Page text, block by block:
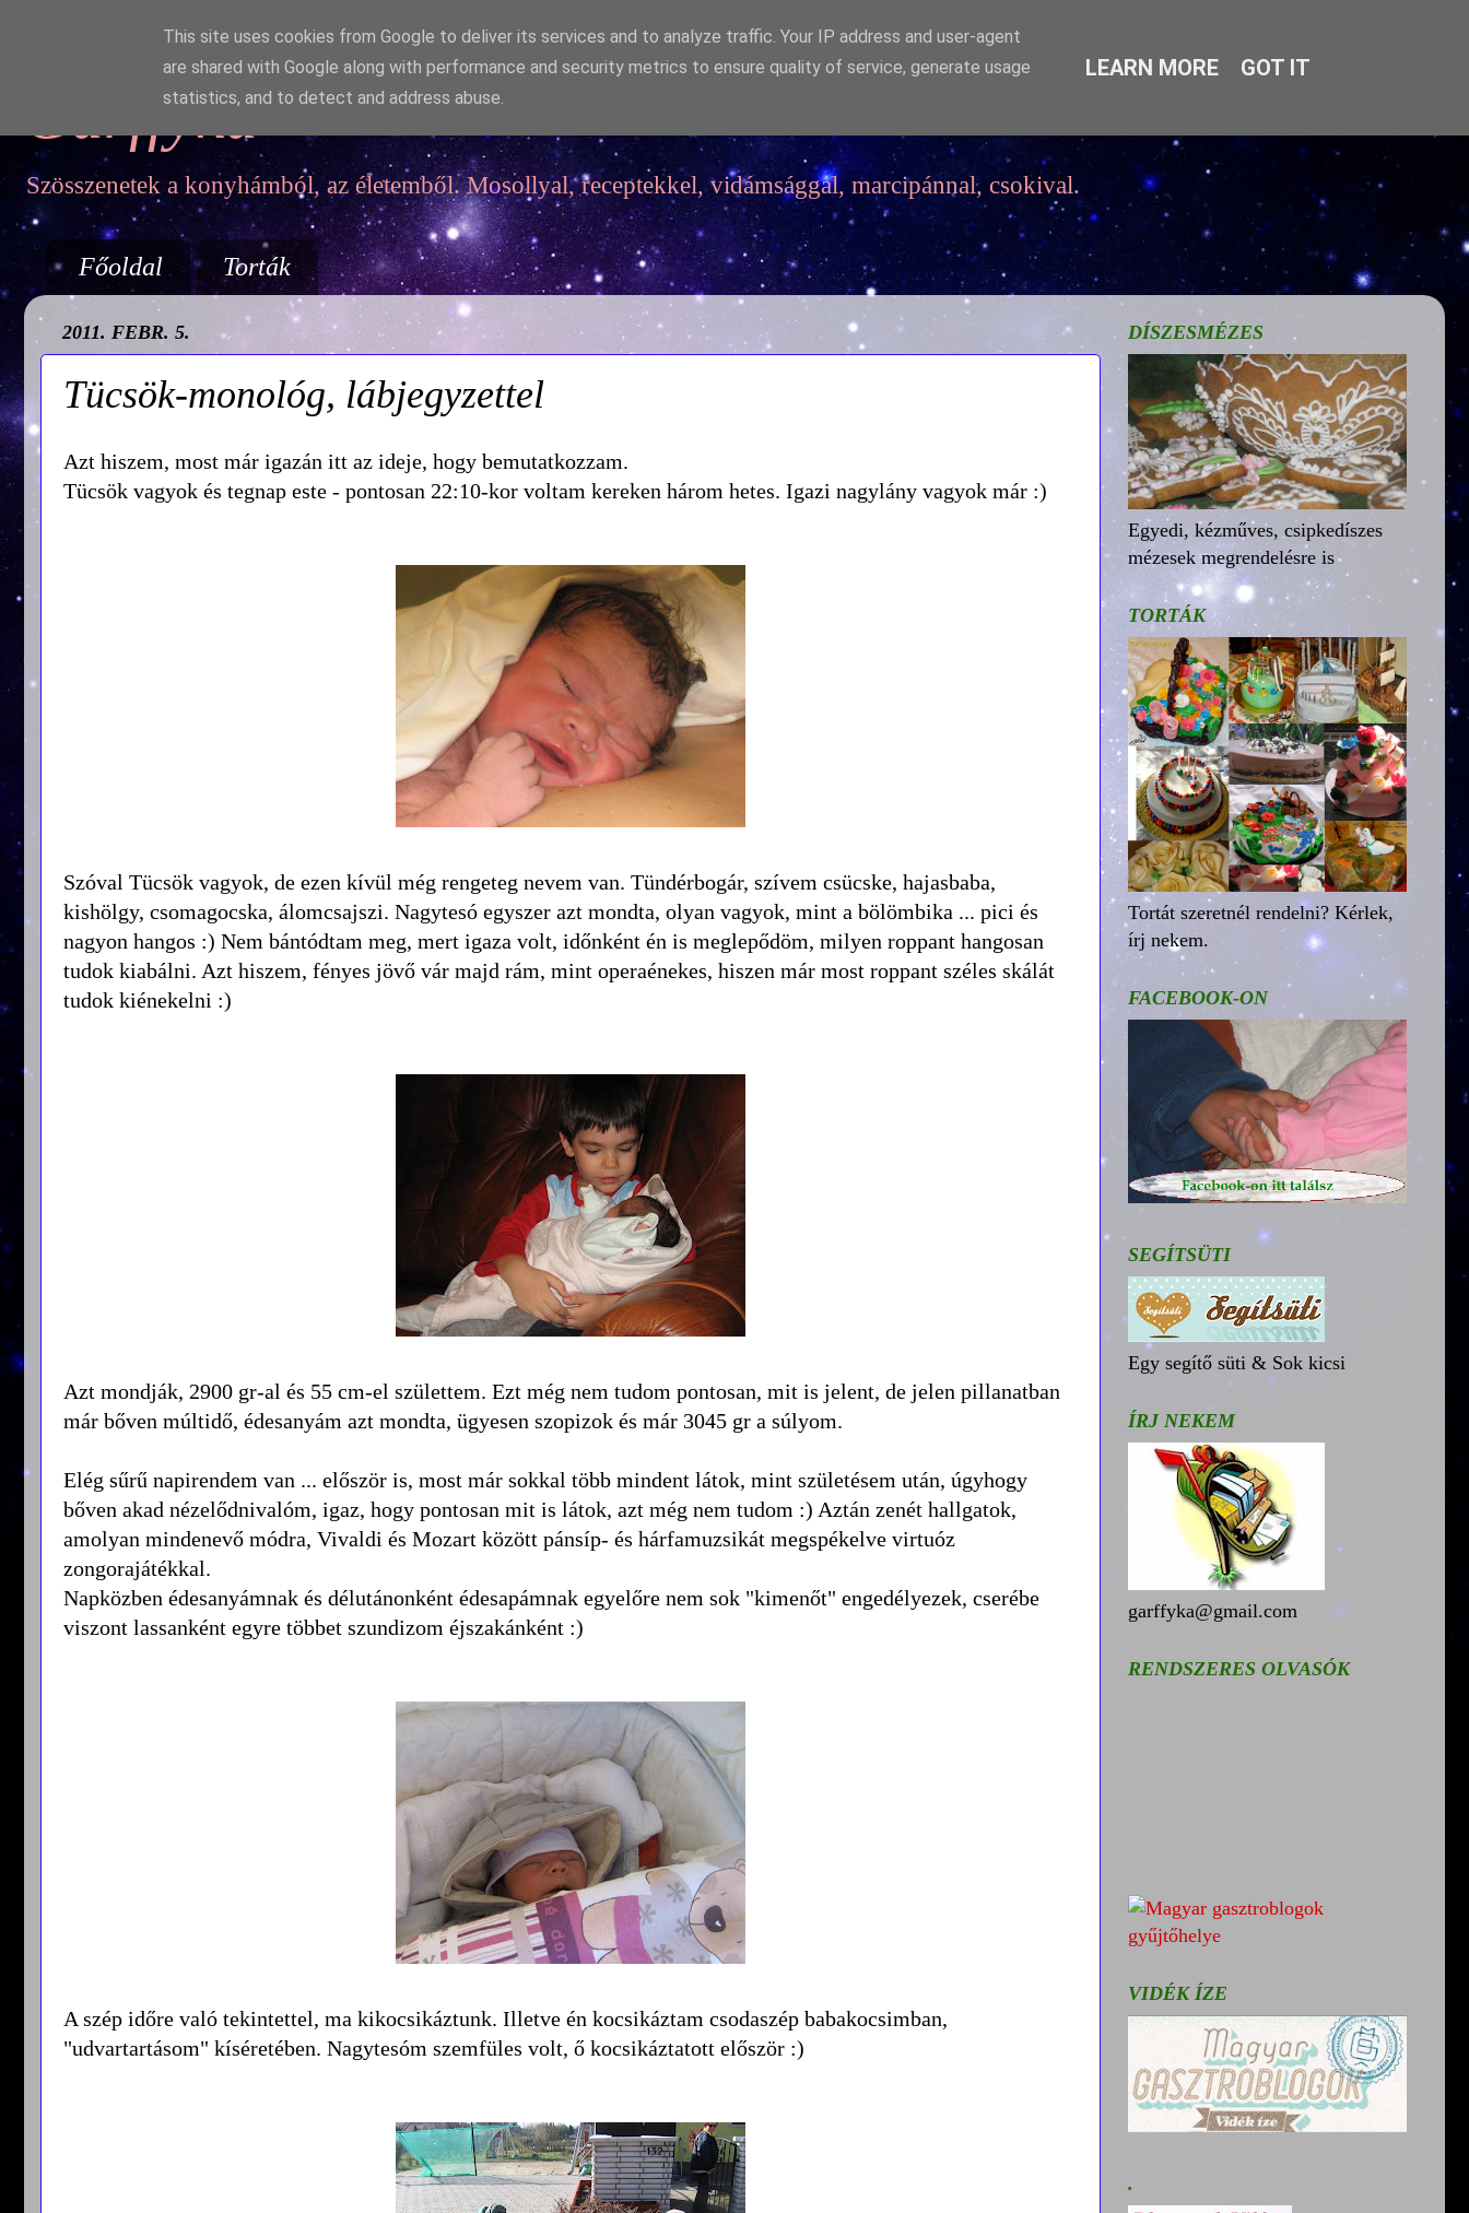
Garffyka
Szösszenetek a konyhámból, az életemből. Mosollyal, receptekkel, vidámsággal, marcipánnal, csokival.
Főoldal Torták
2011. FEBR. 5.
Tücsök-monológ, lábjegyzettel
Azt hiszem, most már igazán itt az ideje, hogy bemutatkozzam.
Tücsök vagyok és tegnap este - pontosan 22:10-kor voltam kereken három hetes. Igazi nagylány vagyok már :)
Szóval Tücsök vagyok, de ezen kívül még rengeteg nevem van. Tündérbogár, szívem csücske, hajasbaba,
kishölgy, csomagocska, álomcsajszi. Nagytesó egyszer azt mondta, olyan vagyok, mint a bölömbika ... pici és
nagyon hangos :) Nem bántódtam meg, mert igaza volt, időnként én is meglepődöm, milyen roppant hangosan
tudok kiabálni. Azt hiszem, fényes jövő vár majd rám, mint operaénekes, hiszen már most roppant széles skálát
tudok kiénekelni :)
Azt mondják, 2900 gr-al és 55 cm-el születtem. Ezt még nem tudom pontosan, mit is jelent, de jelen pillanatban
már bőven múltidő, édesanyám azt mondta, ügyesen szopizok és már 3045 gr a súlyom.
Elég sűrű napirendem van ... először is, most már sokkal több mindent látok, mint születésem után, úgyhogy
bőven akad nézelődnivalóm, igaz, hogy pontosan mit is látok, azt még nem tudom :) Aztán zenét hallgatok,
amolyan mindenevő módra, Vivaldi és Mozart között pánsíp- és hárfamuzsikát megspékelve virtuóz
zongorajátékkal.
Napközben édesanyámnak és délutánonként édesapámnak egyelőre nem sok "kimenőt" engedélyezek, cserébe
viszont lassanként egyre többet szundizom éjszakánként :)
A szép időre való tekintettel, ma kikocsikáztunk. Illetve én kocsikáztam csodaszép babakocsimban,
"udvartartásom" kíséretében. Nagytesóm szemfüles volt, ő kocsikáztatott először :)
DÍSZESMÉZES
Egyedi, kézműves, csipkedíszes
mézesek megrendelésre is
TORTÁK
Tortát szeretnél rendelni? Kérlek,
írj nekem.
FACEBOOK-ON
SEGÍTSÜTI
Egy segítő süti & Sok kicsi
ÍRJ NEKEM
garffyka@gmail.com
RENDSZERES OLVASÓK
VIDÉK ÍZE
.
This site uses cookies from Google to deliver its services and to analyze traffic. Your IP address and user-agent
are shared with Google along with performance and security metrics to ensure quality of service, generate usage
statistics, and to detect and address abuse.
LEARN MORE GOT IT